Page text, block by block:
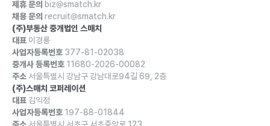
제휴 문의 biz@smatch.kr
채용 문의 recruit@smatch.kr
(주)부동산 중개법인 스매치
대표 이경룡
사업자등록번호 377-81-02038
중개사 등록번호 11680-2026-00082
주소 서울특별시 강남구 강남대로94길 69, 2층
(주)스매치 코퍼레이션
대표 김익정
사업자등록번호 197-88-01844
주소 서울특별시 서초구 서초중앙로 123